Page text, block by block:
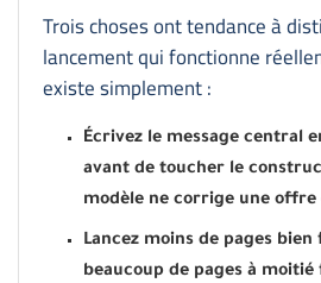
Trois choses ont tendance à
lancement qui fonctionne
existe simplement :
Écrivez le message central
avant de toucher le
modèle ne corrige une offre
Lancez moins de pages
beaucoup de pages à moitié